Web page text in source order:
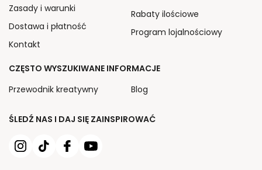
ŚLEDŹ NAS I DAJ SIĘ ZAINSPIROWAĆ
Zasady i warunki
Dostawa i płatność
Kontakt
Rabaty ilościowe
Program lojalnościowy
CZĘSTO WYSZUKIWANE INFORMACJE
Przewodnik kreatywny
Blog